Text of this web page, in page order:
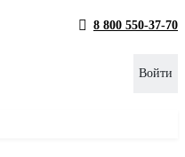
8 800 550-37-70
Войти